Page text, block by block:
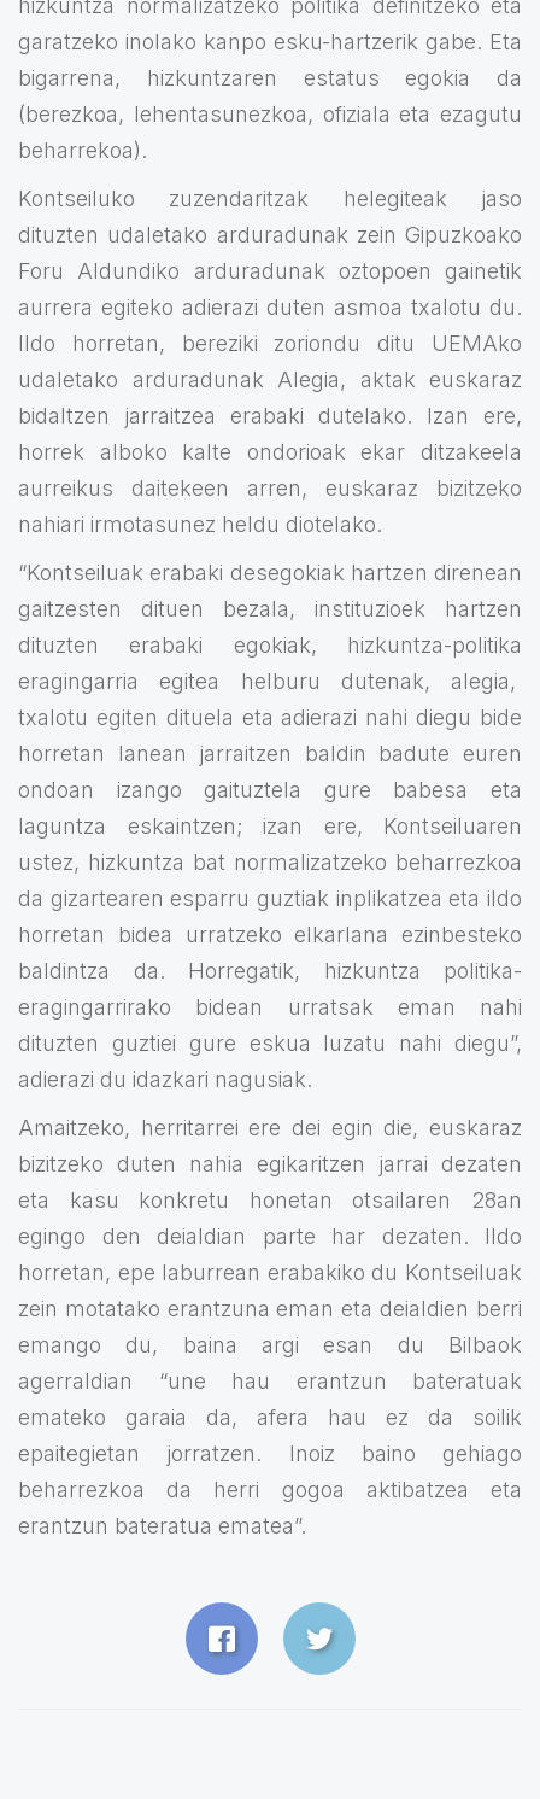
hizkuntza normalizatzeko politika definitzeko eta
garatzeko inolako kanpo esku-hartzerik gabe. Eta
bigarrena, hizkuntzaren estatus egokia da
(berezkoa, lehentasunezkoa, ofiziala eta ezagutu
beharrekoa).
Kontseiluko zuzendaritzak helegiteak jaso
dituzten udaletako arduradunak zein Gipuzkoako
Foru Aldundiko arduradunak oztopoen gainetik
aurrera egiteko adierazi duten asmoa txalotu du.
Ildo horretan, bereziki zoriondu ditu UEMAko
udaletako arduradunak Alegia, aktak euskaraz
bidaltzen jarraitzea erabaki dutelako. Izan ere,
horrek alboko kalte ondorioak ekar ditzakeela
aurreikus daitekeen arren, euskaraz bizitzeko
nahiari irmotasunez heldu diotelako.
“Kontseiluak erabaki desegokiak hartzen direnean
gaitzesten dituen bezala, instituzioek hartzen
dituzten erabaki egokiak, hizkuntza-politika
eragingarria egitea helburu dutenak, alegia,
txalotu egiten dituela eta adierazi nahi diegu bide
horretan lanean jarraitzen baldin badute euren
ondoan izango gaituztela gure babesa eta
laguntza eskaintzen; izan ere, Kontseiluaren
ustez, hizkuntza bat normalizatzeko beharrezkoa
da gizartearen esparru guztiak inplikatzea eta ildo
horretan bidea urratzeko elkarlana ezinbesteko
baldintza da. Horregatik, hizkuntza politika-
eragingarrirako bidean urratsak eman nahi
dituzten guztiei gure eskua luzatu nahi diegu”,
adierazi du idazkari nagusiak.
Amaitzeko, herritarrei ere dei egin die, euskaraz
bizitzeko duten nahia egikaritzen jarrai dezaten
eta kasu konkretu honetan otsailaren 28an
egingo den deialdian parte har dezaten. Ildo
horretan, epe laburrean erabakiko du Kontseiluak
zein motatako erantzuna eman eta deialdien berri
emango du, baina argi esan du Bilbaok
agerraldian “une hau erantzun bateratuak
emateko garaia da, afera hau ez da soilik
epaitegietan jorratzen. Inoiz baino gehiago
beharrezkoa da herri gogoa aktibatzea eta
erantzun bateratua ematea”.